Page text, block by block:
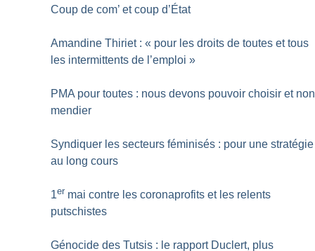
Coup de com’ et coup d’État
Amandine Thiriet : « pour les droits de toutes et tous
les intermittents de l’emploi »
PMA pour toutes : nous devons pouvoir choisir et non
mendier
Syndiquer les secteurs féminisés : pour une stratégie
au long cours
1er mai contre les coronaprofits et les relents
putschistes
Génocide des Tutsis : le rapport Duclert, plus